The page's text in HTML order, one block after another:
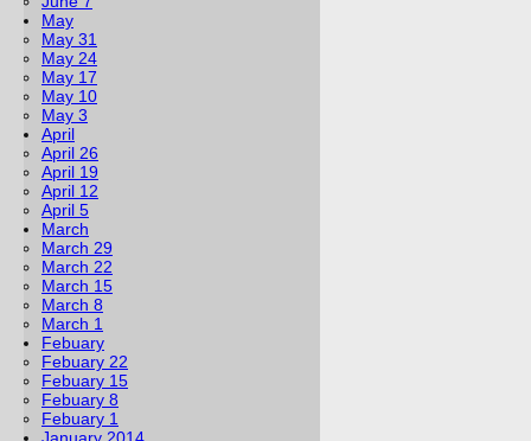
May
May 31
May 24
May 17
May 10
May 3
April
April 26
April 19
April 12
April 5
March
March 29
March 22
March 15
March 8
March 1
Febuary
Febuary 22
Febuary 15
Febuary 8
Febuary 1